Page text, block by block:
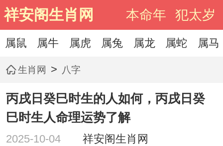
祥安阁生肖网 本命年 犯太岁
属鼠 属牛 属虎 属兔 属龙 属蛇 属马
生肖网 > 八字
丙戌日癸巳时生的人如何，丙戌日癸
巳时生人命理运势了解
2025-10-04 祥安阁生肖网